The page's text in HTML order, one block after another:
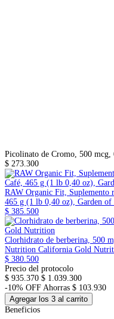
Picolinato de Cromo, 500 mcg,
$ 273.300
RAW Organic Fit, Suplemento
465 g (1 lb 0,40 oz), Garden
$ 385.500
Clorhidrato de berberina, 500
Nutrition California Gold
$ 380.500
Precio del protocolo
$ 935.370 $ 1.039.300
-10% OFF Ahorras $ 103.930
Agregar los 3 al carrito
Beneficios